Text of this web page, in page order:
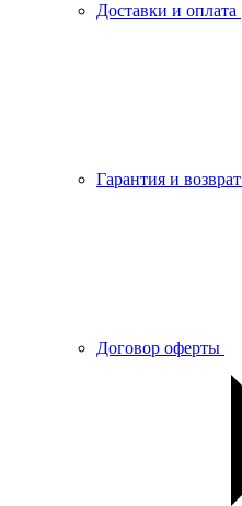
Доставки и оплата
Гарантия и возврат
Договор оферты